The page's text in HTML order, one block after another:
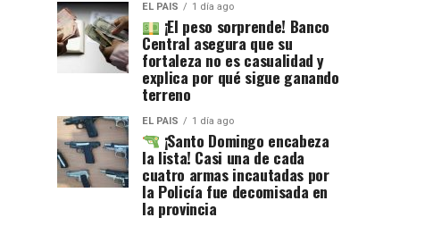
EL PAIS 1 día ago
¡El peso sorprende! Banco
Central asegura que su
fortaleza no es casualidad y
explica por qué sigue ganando
terreno
EL PAIS 1 día ago
¡Santo Domingo encabeza
la lista! Casi una de cada
cuatro armas incautadas por
la Policía fue decomisada en
la provincia